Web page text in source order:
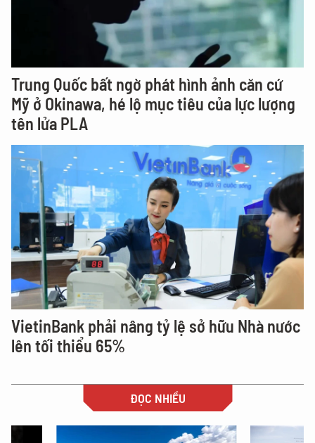
Trung Quốc bất ngờ phát hình ảnh căn cứ
Mỹ ở Okinawa, hé lộ mục tiêu của lực lượng
tên lửa PLA
VietinBank phải nâng tỷ lệ sở hữu Nhà nước
lên tối thiểu 65%
ĐỌC NHIỀU